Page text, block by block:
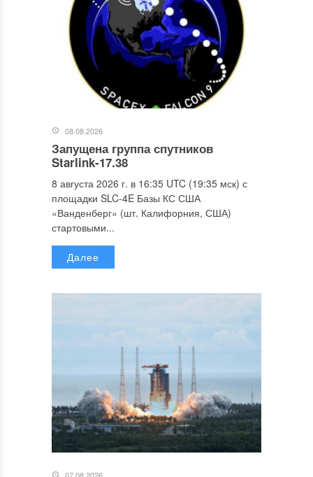
08.08.2026
Запущена группа спутников
Starlink-17.38
8 августа 2026 г. в 16:35 UTC (19:35 мск) с
площадки SLC-4E Базы КС США
«Ванденберг» (шт. Калифорния, США)
стартовыми...
Далее
07.08.2026